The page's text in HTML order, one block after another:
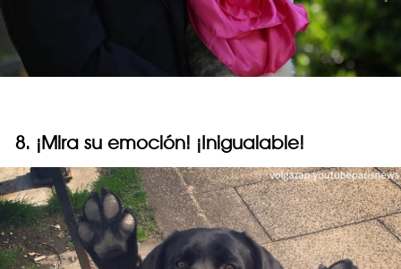
8. ¡Mira su emoción! ¡Inigualable!